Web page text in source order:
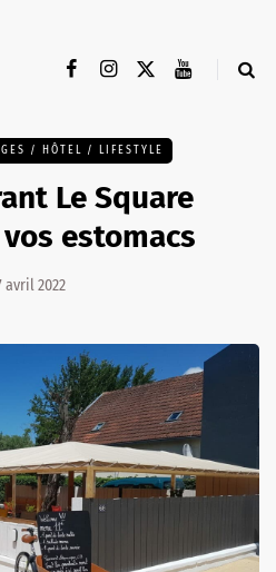
/ HÔTEL / LIFESTYLE
Le Square
estomacs
avril 2022